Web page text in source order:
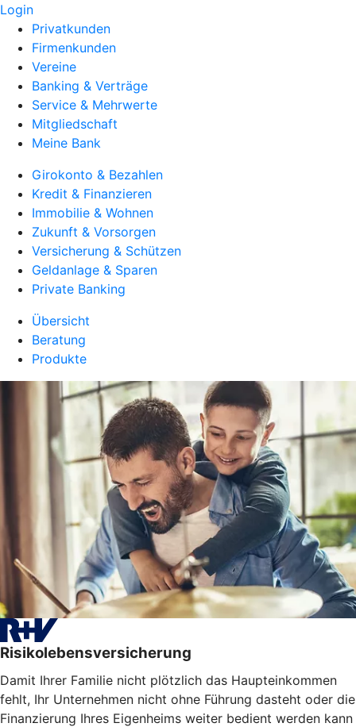
Login
Privatkunden
Firmenkunden
Vereine
Banking & Verträge
Service & Mehrwerte
Mitgliedschaft
Meine Bank
Girokonto & Bezahlen
Kredit & Finanzieren
Immobilie & Wohnen
Zukunft & Vorsorgen
Versicherung & Schützen
Geldanlage & Sparen
Private Banking
Übersicht
Beratung
Produkte
Risikolebensversicherung
Damit Ihrer Familie nicht plötzlich das Haupteinkommen
fehlt, Ihr Unternehmen nicht ohne Führung dasteht oder die
Finanzierung Ihres Eigenheims weiter bedient werden kann